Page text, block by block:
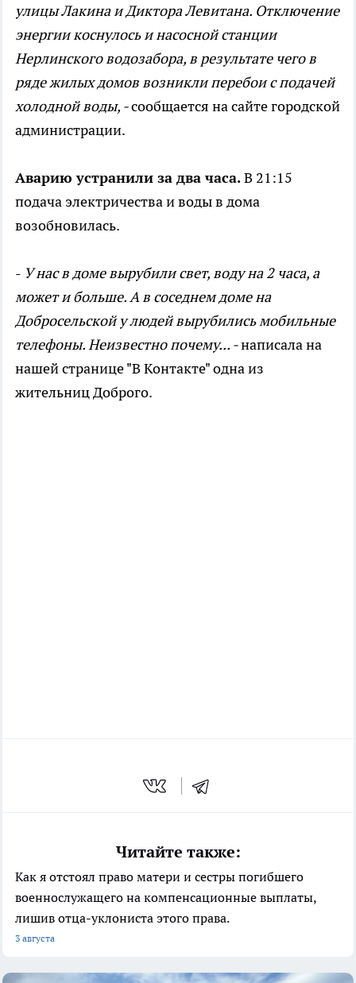
улицы Лакина и Диктора Левитана. Отключение
энергии коснулось и насосной станции
Нерлинского водозабора, в результате чего в
ряде жилых домов возникли перебои с подачей
холодной воды, -сообщается на сайте городской
администрации.
Аварию устранили за два часа.В 21:15
подача электричества и воды в дома
возобновилась.
- У нас в доме вырубили свет, воду на 2 часа, а
может и больше. А в соседнем доме на
Добросельской у людей вырубились мобильные
телефоны. Неизвестно почему... -написала на
нашей странице "В Контакте" одна из
жительниц Доброго.
Читайте также:
Как я отстоял право матери и сестры погибшего
военнослужащего на компенсационные выплаты,
лишив отца-уклониста этого права.
3 августа